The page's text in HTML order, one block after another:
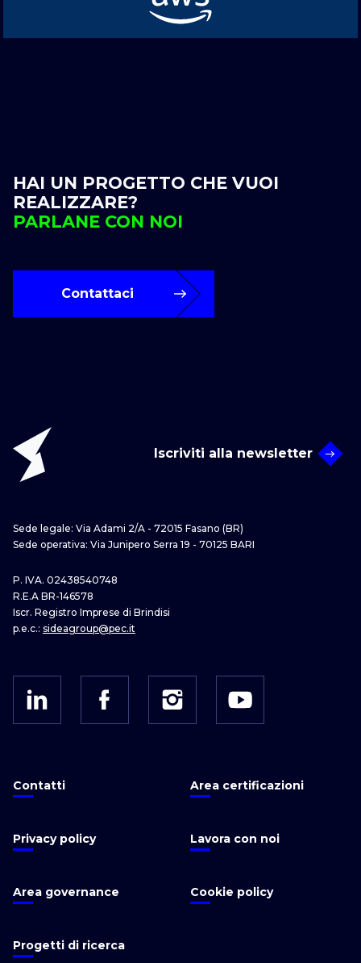
HAI UN PROGETTO CHE VUOI
REALIZZARE?
PARLANE CON NOI
Contattaci
Iscriviti alla newsletter
Sede legale: Via Adami 2/A - 72015 Fasano (BR)
Sede operativa: Via Junipero Serra 19 - 70125 BARI
P. IVA. 02438540748
R.E.A BR-146578
Iscr. Registro Imprese di Brindisi
p.e.c.: sideagroup@pec.it
Contatti Area certificazioni
Privacy policy Lavora con noi
Area governance Cookie policy
Progetti di ricerca